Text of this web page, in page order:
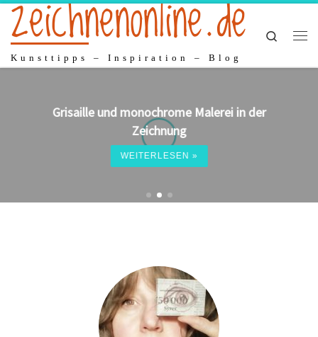
Zum Inhalt springen
zeichnenonline.de
Kunsttipps – Inspiration – Blog
Search
Grisaille und monochrome Malerei in der
Zeichnung
WEITERLESEN »